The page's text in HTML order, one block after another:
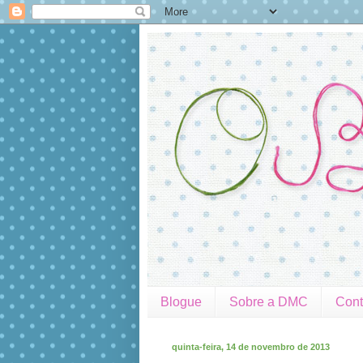
Blogue Sobre a DMC
quinta-feira, 14 de novembro de 2013